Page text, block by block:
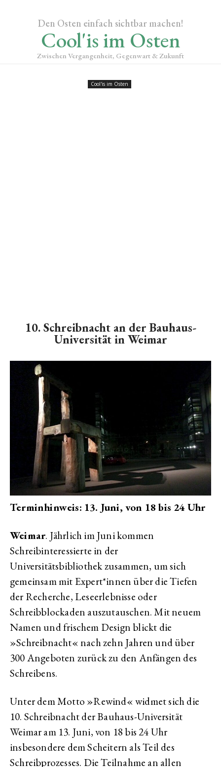
Den Osten einfach sichtbar machen!
Cool'is im Osten
Zwischen Vergangenheit, Gegenwart & Zukunft
Cool'is im Osten
10. Schreibnacht an der Bauhaus-
Universität in Weimar
Terminhinweis: 13. Juni, von 18 bis 24 Uhr
Weimar. Jährlich im Juni kommen
Schreibinteressierte in der
Universitätsbibliothek zusammen, um sich
gemeinsam mit Expert*innen über die Tiefen
der Recherche, Leseerlebnisse oder
Schreibblockaden auszutauschen. Mit neuem
Namen und frischem Design blickt die
»Schreibnacht« nach zehn Jahren und über
300 Angeboten zurück zu den Anfängen des
Schreibens.
Unter dem Motto »Rewind« widmet sich die
10. Schreibnacht der Bauhaus-Universität
Weimar am 13. Juni, von 18 bis 24 Uhr
insbesondere dem Scheitern als Teil des
Schreibprozesses. Die Teilnahme an allen